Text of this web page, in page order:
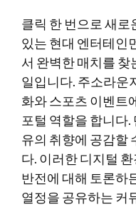
클릭 한 번으로 새로
있는 현대 엔터테인
서 완벽한 매치를 찾
일입니다. 주소라운
화와 스포츠 이벤트
포털 역할을 합니다.
유의 취향에 공감할
다. 이러한 디지털
반전에 대해 토론하
열정을 공유하는 커